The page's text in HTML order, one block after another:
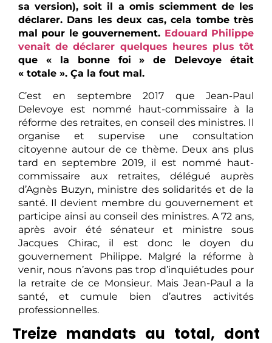
sa version), soit il a omis sciemment de les
déclarer. Dans les deux cas, cela tombe très
mal pour le gouvernement. Edouard Philippe
venait de déclarer quelques heures plus tôt
que « la bonne foi » de Delevoye était
« totale ». Ça la fout mal.
C’est en septembre 2017 que Jean-Paul
Delevoye est nommé haut-commissaire à la
réforme des retraites, en conseil des ministres. Il
organise et supervise une consultation
citoyenne autour de ce thème. Deux ans plus
tard en septembre 2019, il est nommé haut-
commissaire aux retraites, délégué auprès
d’Agnès Buzyn, ministre des solidarités et de la
santé. Il devient membre du gouvernement et
participe ainsi au conseil des ministres. A 72 ans,
après avoir été sénateur et ministre sous
Jacques Chirac, il est donc le doyen du
gouvernement Philippe. Malgré la réforme à
venir, nous n’avons pas trop d’inquiétudes pour
la retraite de ce Monsieur. Mais Jean-Paul a la
santé, et cumule bien d’autres activités
professionnelles.
Treize mandats au total, dont